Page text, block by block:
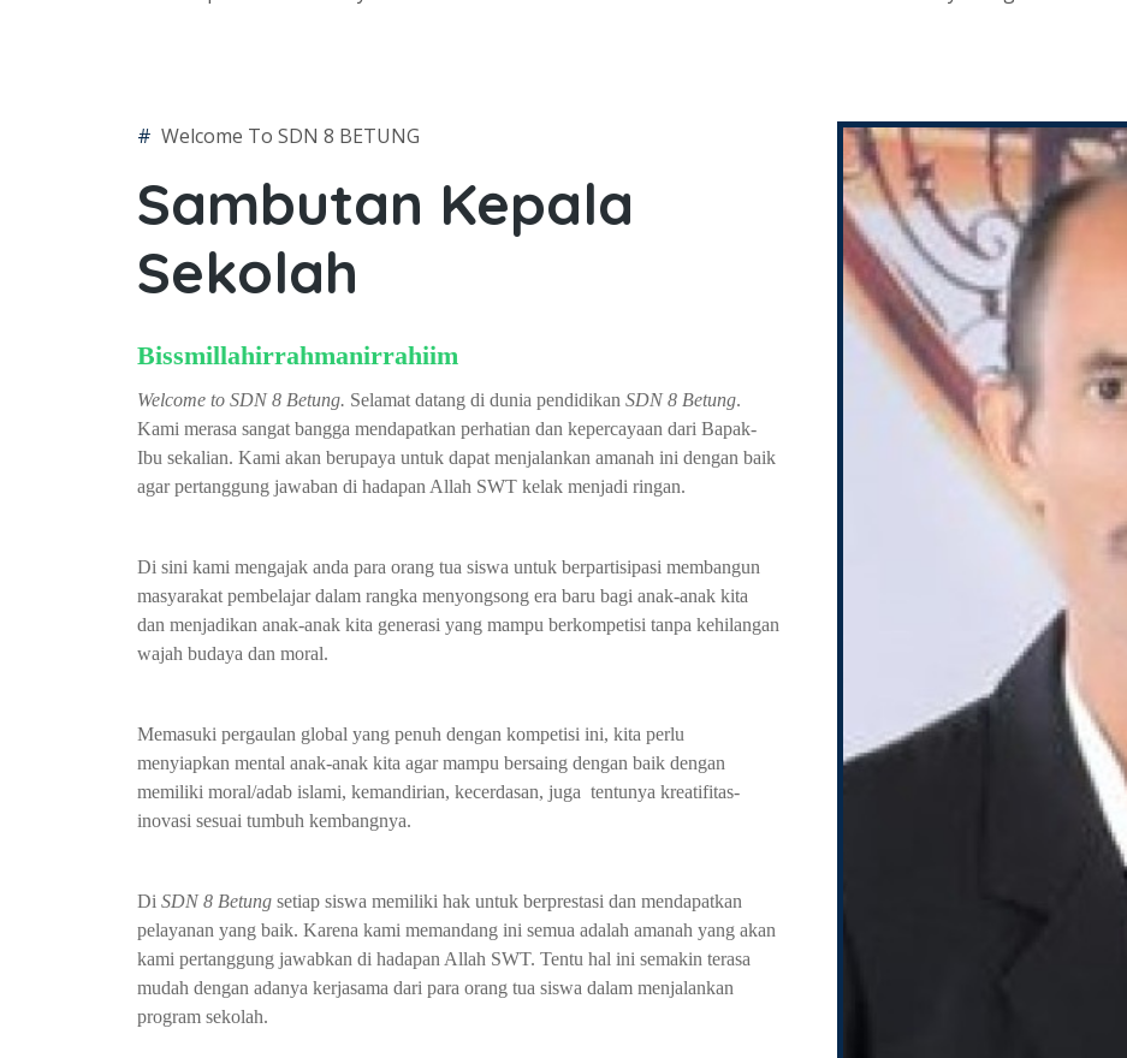
# Welcome To SDN 8 BETUNG
Sambutan Kepala
Sekolah
Bissmillahirrahmanirrahiim
Welcome to SDN 8 Betung. Selamat datang di dunia pendidikan SDN 8 Betung.
Kami merasa sangat bangga mendapatkan perhatian dan kepercayaan dari Bapak-
Ibu sekalian. Kami akan berupaya untuk dapat menjalankan amanah ini dengan baik
agar pertanggung jawaban di hadapan Allah SWT kelak menjadi ringan.
Di sini kami mengajak anda para orang tua siswa untuk berpartisipasi membangun
masyarakat pembelajar dalam rangka menyongsong era baru bagi anak-anak kita
dan menjadikan anak-anak kita generasi yang mampu berkompetisi tanpa kehilangan
wajah budaya dan moral.
Memasuki pergaulan global yang penuh dengan kompetisi ini, kita perlu
menyiapkan mental anak-anak kita agar mampu bersaing dengan baik dengan
memiliki moral/adab islami, kemandirian, kecerdasan, juga tentunya kreatifitas-
inovasi sesuai tumbuh kembangnya.
Di SDN 8 Betung setiap siswa memiliki hak untuk berprestasi dan mendapatkan
pelayanan yang baik. Karena kami memandang ini semua adalah amanah yang akan
kami pertanggung jawabkan di hadapan Allah SWT. Tentu hal ini semakin terasa
mudah dengan adanya kerjasama dari para orang tua siswa dalam menjalankan
program sekolah.